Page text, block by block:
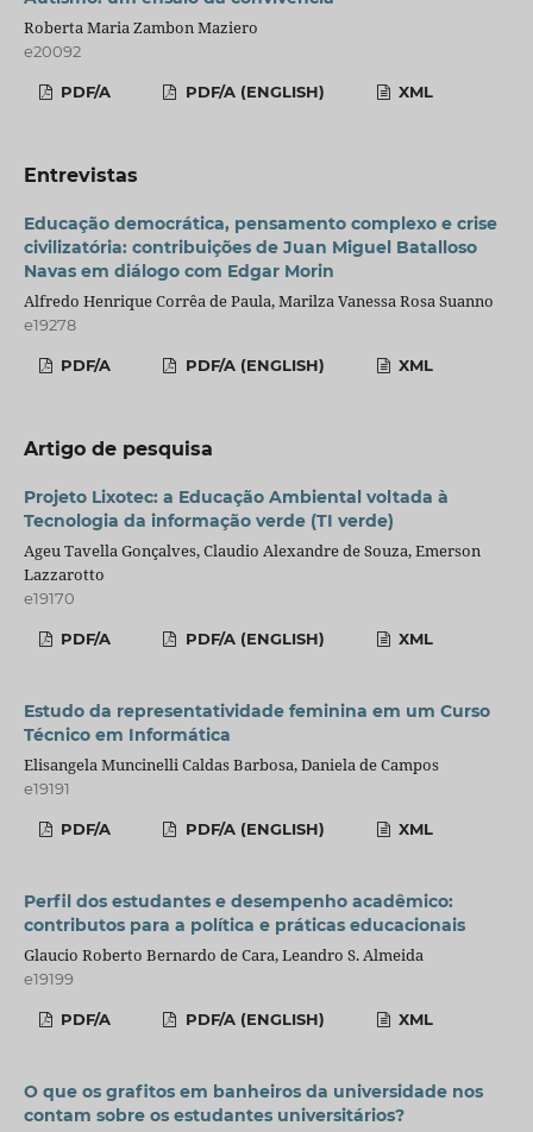
Roberta Maria Zambon Maziero
e20092
PDF/A PDF/A (ENGLISH) XML
Entrevistas
Educação democrática, pensamento complexo e crise
civilizatória: contribuições de Juan Miguel Batalloso
Navas em diálogo com Edgar Morin
Alfredo Henrique Corrêa de Paula, Marilza Vanessa Rosa Suanno
e19278
PDF/A PDF/A (ENGLISH) XML
Artigo de pesquisa
Projeto Lixotec: a Educação Ambiental voltada à
Tecnologia da informação verde (TI verde)
Ageu Tavella Gonçalves, Claudio Alexandre de Souza, Emerson
Lazzarotto
e19170
PDF/A PDF/A (ENGLISH) XML
Estudo da representatividade feminina em um Curso
Técnico em Informática
Elisangela Muncinelli Caldas Barbosa, Daniela de Campos
e19191
PDF/A PDF/A (ENGLISH) XML
Perfil dos estudantes e desempenho acadêmico:
contributos para a política e práticas educacionais
Glaucio Roberto Bernardo de Cara, Leandro S. Almeida
e19199
PDF/A PDF/A (ENGLISH) XML
O que os grafitos em banheiros da universidade nos
contam sobre os estudantes universitários?